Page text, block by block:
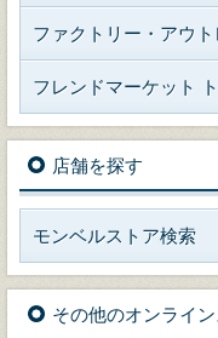
ファクトリー・アウ
フレンドマーケット
店舗を探す
モンベルストア検索
その他のオンライ